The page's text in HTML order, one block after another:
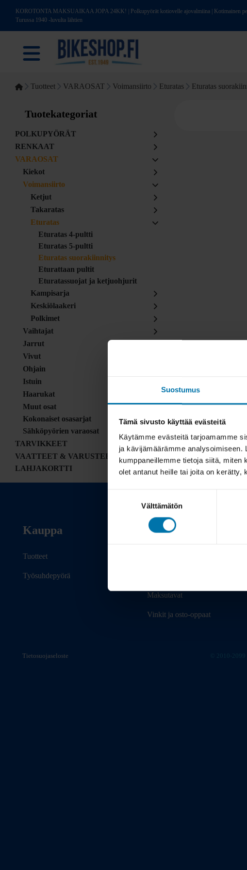
Suostumus
Tämä sivusto käyttää evästeitä
Käytämme evästeitä tarjoamamme
ja kävijämäärämme
kumppaneillemme tietoja siitä, miten
olet antanut heille tai joita on kerätty,
Välttämätön
KOROTONTA MAKSUAIKAA JOPA 24KK! | Polkupyörät kotiovelle ajovalmiina | Kotimainen
Turussa 1940 -luvulta lähtien
Tuotteet VARAOSAT Voimansiirto Eturatas Eturatas
Tuotekategoriat
POLKUPYÖRÄT
RENKAAT
VARAOSAT
Kiekot
Voimansiirto
Ketjut
Takaratas
Eturatas
Eturatas 4-pultti
Eturatas 5-pultti
Eturatas suorakiinnitys
Eturattaan pultit
Eturatassuojat ja ketjuohjurit
Kampisarja
Keskiölaakeri
Polkimet
Vaihtajat
Jarrut
Vivut
Ohjain
Istuin
Haarukat
Muut osat
Kokonaiset osasarjat
Sähköpyörien varaosat
TARVIKKEET
VAATTEET & VARUSTEET
LAHJAKORTTI
Kauppa
Tuotteet
Työsuhdepyörä
Info
Maksutavat
Vinkit ja osto-oppaat
Tietosuojaseloste © 2010-